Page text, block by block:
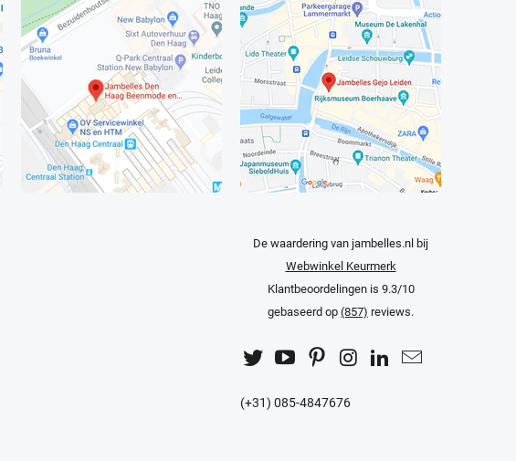
De waardering van jambelles.nl bij
Webwinkel Keurmerk
Klantbeoordelingenis 9.3/10
gebaseerd op (857) reviews.
(+31) 085-4847676